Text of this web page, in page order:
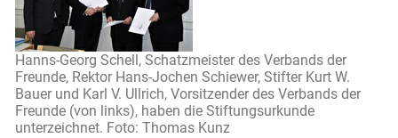
Hanns-Georg Schell, Schatzmeister des Verbands der
Freunde, Rektor Hans-Jochen Schiewer, Stifter Kurt W.
Bauer und Karl V. Ullrich, Vorsitzender des Verbands der
Freunde (von links), haben die Stiftungsurkunde
unterzeichnet. Foto: Thomas Kunz